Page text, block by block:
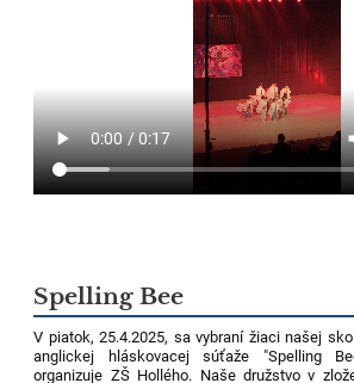
Spelling Bee
V piatok, 25.4.2025, sa vybraní žiaci našej
anglickej hláskovacej súťaže "Spelling
organizuje ZŠ Hollého. Naše družstvo v